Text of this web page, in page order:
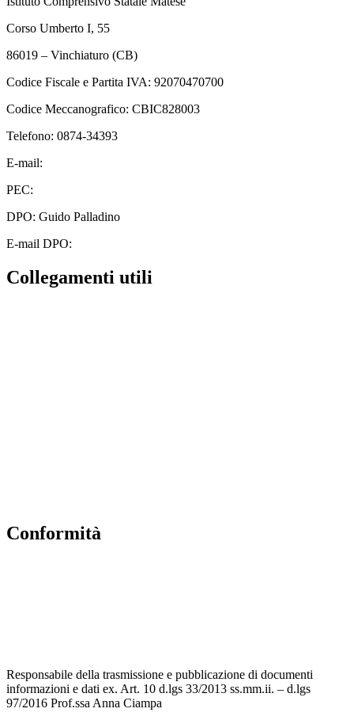
Corso Umberto I, 55
86019 – Vinchiaturo (CB)
Codice Fiscale e Partita IVA: 92070470700
Codice Meccanografico: CBIC828003
Telefono: 0874-34393
E-mail:
PEC:
DPO: Guido Palladino
E-mail DPO:
Collegamenti utili
Conformità
Responsabile della trasmissione e pubblicazione di documenti
informazioni e dati ex. Art. 10 d.lgs 33/2013 ss.mm.ii. – d.lgs
97/2016 Prof.ssa Anna Ciampa